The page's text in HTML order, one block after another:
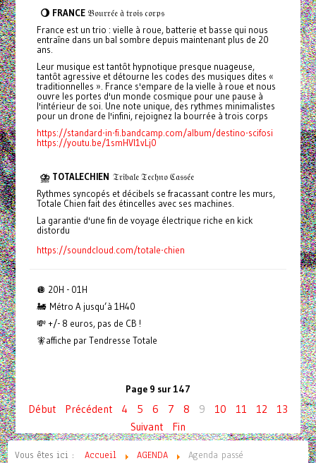
🌖 FRANCE𝔅𝔬𝔲𝔯𝔯𝔢́𝔢 𝔞̀ 𝔱𝔯𝔬𝔦𝔰 𝔠𝔬𝔯𝔭𝔰
France est un trio : vielle à roue, batterie et basse qui nous
entraîne dans un bal sombre depuis maintenant plus de 20
ans.
Leur musique est tantôt hypnotique presque nuageuse,
tantôt agressive et détourne les codes des musiques dites «
traditionnelles ». France s'empare de la vielle à roue et nous
ouvre les portes d'un monde cosmique pour une pause à
l'intérieur de soi. Une note unique, des rythmes minimalistes
pour un drone de l'infini, rejoignez la bourrée à trois corps
https://standard-in-fi.bandcamp.com/album/destino-scifosi
https://youtu.be/1smHVI1vLj0
⛈️ TOTALECHIEN 𝔗𝔯𝔦𝔟𝔞𝔩𝔢 𝔗𝔢𝔠𝔥𝔫𝔬 ℭ𝔞𝔰𝔰𝔢́𝔢
Rythmes syncopés et décibels se fracassant contre les murs,
Totale Chien fait des étincelles avec ses machines.
La garantie d'une fin de voyage électrique riche en kick
distordu
https://soundcloud.com/totale-chien
🪩 20H - 01H
🚂 Métro A jusqu’à 1H40
💸 +/- 8 euros, pas de CB !
🧚affiche par Tendresse Totale
Page 9 sur 147
Début Précédent 4 5 6 7 8 9 10 11 12
13
Suivant
Fin
Vous êtes ici : Accueil AGENDA Agenda passé